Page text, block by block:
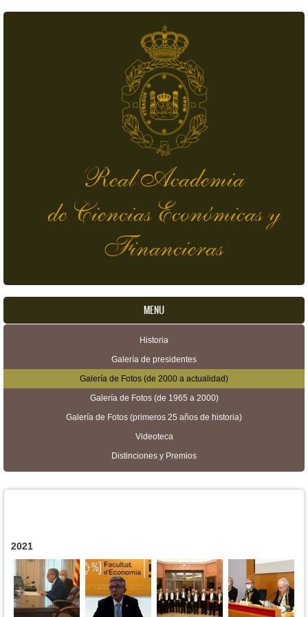
Real Academia
de Ciencias Económicas y
Financieras
MENU
Historia
Galería de presidentes
Galería de Fotos (de 2000 a actualidad)
Galería de Fotos (de 1965 a 2000)
Galería de Fotos (primeros 25 años de historia)
Videoteca
Distinciones y Premios
2021